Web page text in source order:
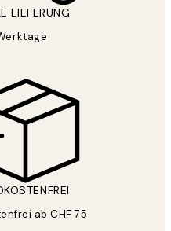
LIEFERUNG
ab CHF 75